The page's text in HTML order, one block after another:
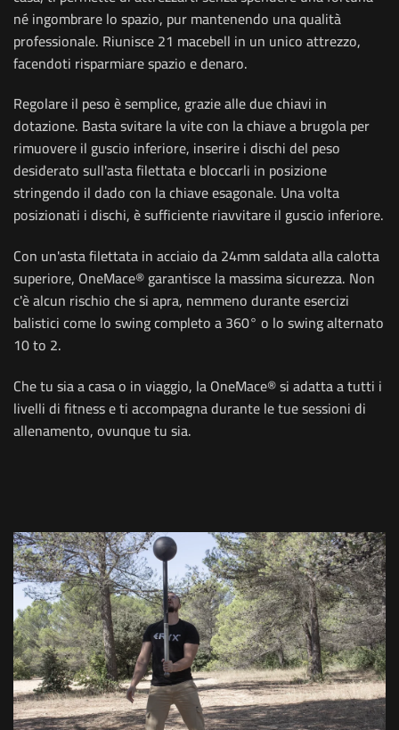
né ingombrare lo spazio, pur mantenendo una qualità
professionale. Riunisce 21 macebell in un unico attrezzo,
facendoti risparmiare spazio e denaro.
Regolare il peso è semplice, grazie alle due chiavi in
dotazione. Basta svitare la vite con la chiave a brugola per
rimuovere il guscio inferiore, inserire i dischi del peso
desiderato sull'asta filettata e bloccarli in posizione
stringendo il dado con la chiave esagonale. Una volta
posizionati i dischi, è sufficiente riavvitare il guscio inferiore.
Con un'asta filettata in acciaio da 24mm saldata alla calotta
superiore, OneMace® garantisce la massima sicurezza. Non
c'è alcun rischio che si apra, nemmeno durante esercizi
balistici come lo swing completo a 360° o lo swing alternato
10 to 2.
Che tu sia a casa o in viaggio, la OneMace® si adatta a tutti i
livelli di fitness e ti accompagna durante le tue sessioni di
allenamento, ovunque tu sia.